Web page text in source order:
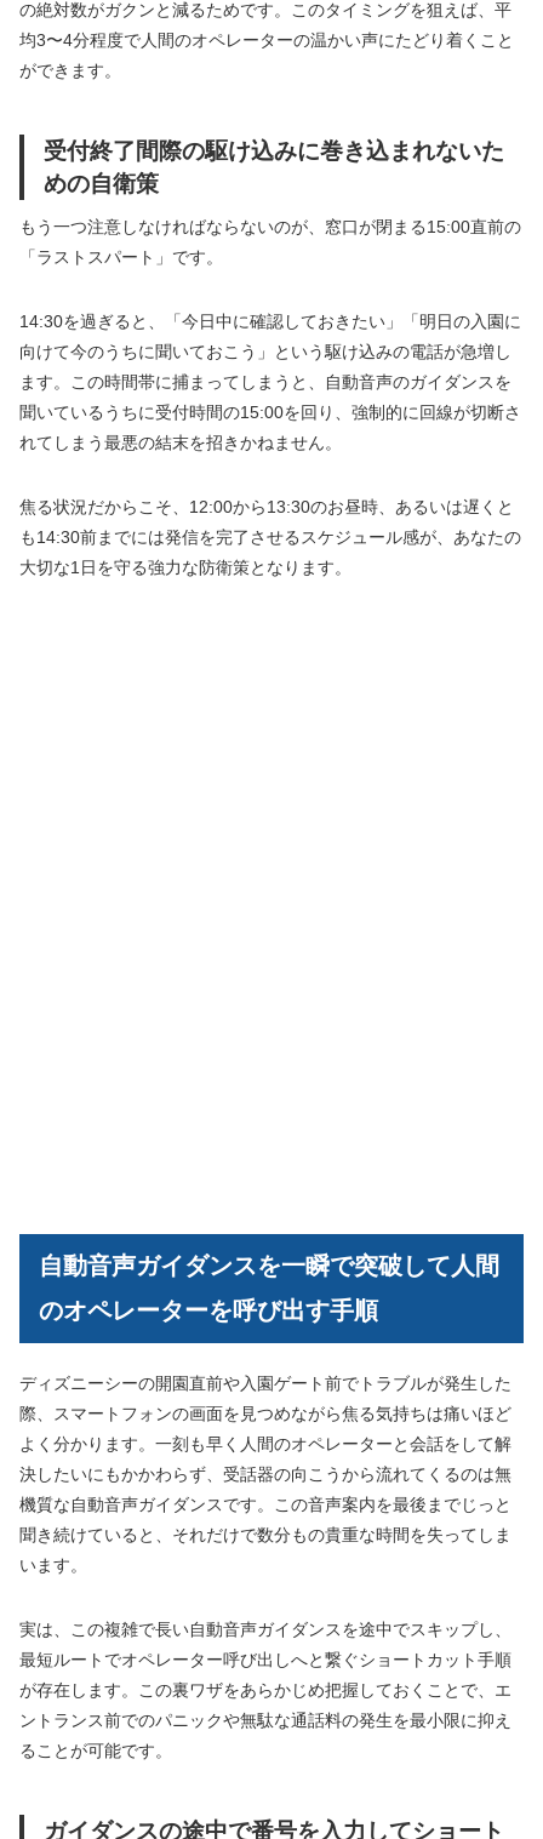
の絶対数がガクンと減るためです。このタイミングを狙えば、平
均3〜4分程度で人間のオペレーターの温かい声にたどり着くこと
ができます。
受付終了間際の駆け込みに巻き込まれないた
めの自衛策
もう一つ注意しなければならないのが、窓口が閉まる15:00直前の
「ラストスパート」です。
14:30を過ぎると、「今日中に確認しておきたい」「明日の入園に
向けて今のうちに聞いておこう」という駆け込みの電話が急増し
ます。この時間帯に捕まってしまうと、自動音声のガイダンスを
聞いているうちに受付時間の15:00を回り、強制的に回線が切断さ
れてしまう最悪の結末を招きかねません。
焦る状況だからこそ、12:00から13:30のお昼時、あるいは遅くと
も14:30前までには発信を完了させるスケジュール感が、あなたの
大切な1日を守る強力な防衛策となります。
自動音声ガイダンスを一瞬で突破して人間
のオペレーターを呼び出す手順
ディズニーシーの開園直前や入園ゲート前でトラブルが発生した
際、スマートフォンの画面を見つめながら焦る気持ちは痛いほど
よく分かります。一刻も早く人間のオペレーターと会話をして解
決したいにもかかわらず、受話器の向こうから流れてくるのは無
機質な自動音声ガイダンスです。この音声案内を最後までじっと
聞き続けていると、それだけで数分もの貴重な時間を失ってしま
います。
実は、この複雑で長い自動音声ガイダンスを途中でスキップし、
最短ルートでオペレーター呼び出しへと繋ぐショートカット手順
が存在します。この裏ワザをあらかじめ把握しておくことで、エ
ントランス前でのパニックや無駄な通話料の発生を最小限に抑え
ることが可能です。
ガイダンスの途中で番号を入力してショート